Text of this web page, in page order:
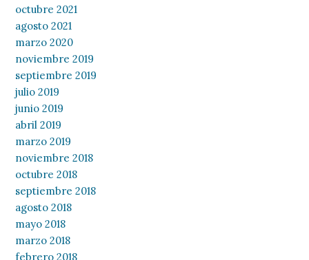
octubre 2021
agosto 2021
marzo 2020
noviembre 2019
septiembre 2019
julio 2019
junio 2019
abril 2019
marzo 2019
noviembre 2018
octubre 2018
septiembre 2018
agosto 2018
mayo 2018
marzo 2018
febrero 2018